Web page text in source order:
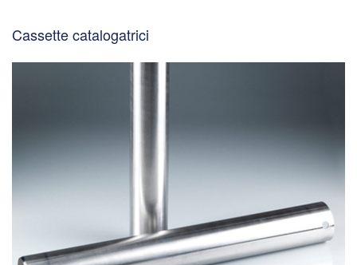
Cassette catalogatrici